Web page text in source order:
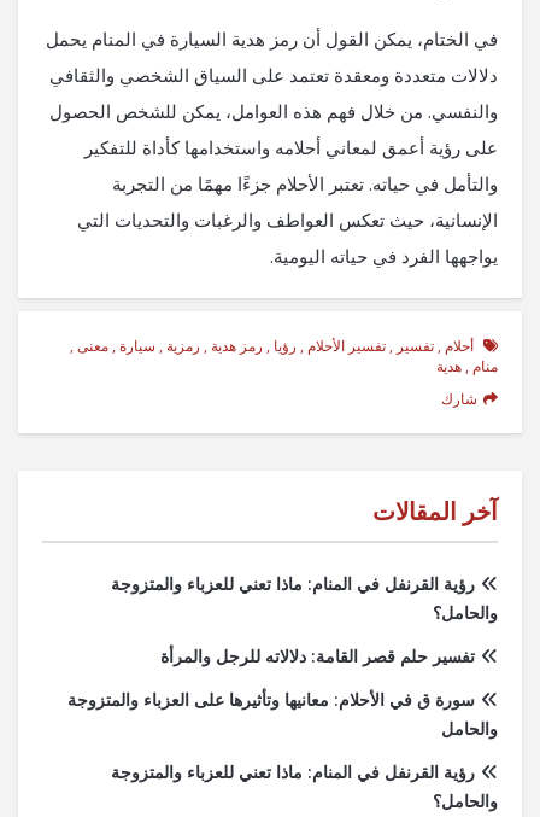
في الختام، يمكن القول أن رمز هدية السيارة في المنام يحمل
دلالات متعددة ومعقدة تعتمد على السياق الشخصي والثقافي
والنفسي. من خلال فهم هذه العوامل، يمكن للشخص الحصول
على رؤية أعمق لمعاني أحلامه واستخدامها كأداة للتفكير
والتأمل في حياته. تعتبر الأحلام جزءًا مهمًا من التجربة
الإنسانية، حيث تعكس العواطف والرغبات والتحديات التي
يواجهها الفرد في حياته اليومية.
أحلام , تفسير , تفسير الأحلام , رؤيا , رمز هدية , رمزية , سيارة , معنى ,
منام , هدية
شارك
آخر المقالات
رؤية القرنفل في المنام: ماذا تعني للعزباء والمتزوجة
والحامل؟
تفسير حلم قصر القامة: دلالاته للرجل والمرأة
سورة ق في الأحلام: معانيها وتأثيرها على العزباء والمتزوجة
والحامل
رؤية القرنفل في المنام: ماذا تعني للعزباء والمتزوجة
والحامل؟